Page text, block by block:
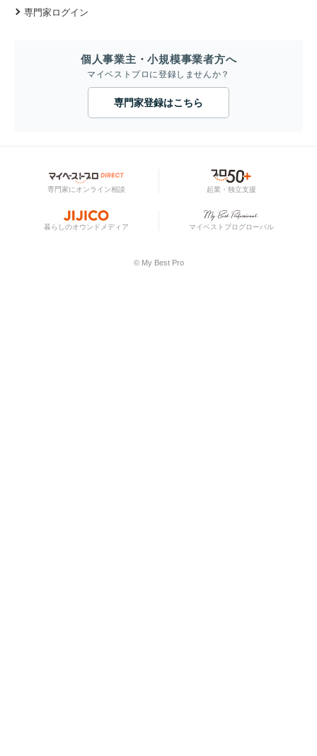
専門家ログイン
個人事業主・小規模事業者方へ
マイベストプロに登録しませんか？
専門家登録はこちら
専門家にオンライン相談 起業・独立支援
暮らしのオウンドメディア マイベストプログローバル
© My Best Pro